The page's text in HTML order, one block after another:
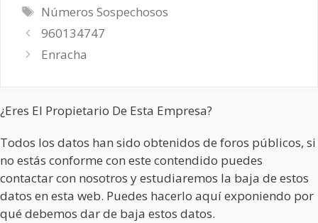
Etiquetas
Números Sospechosos
960134747
Enracha
¿Eres El Propietario De Esta Empresa?
Todos los datos han sido obtenidos de foros públicos, si
no estás conforme con este contendido puedes
contactar con nosotros y estudiaremos la baja de estos
datos en esta web. Puedes hacerlo aquí exponiendo por
qué debemos dar de baja estos datos.